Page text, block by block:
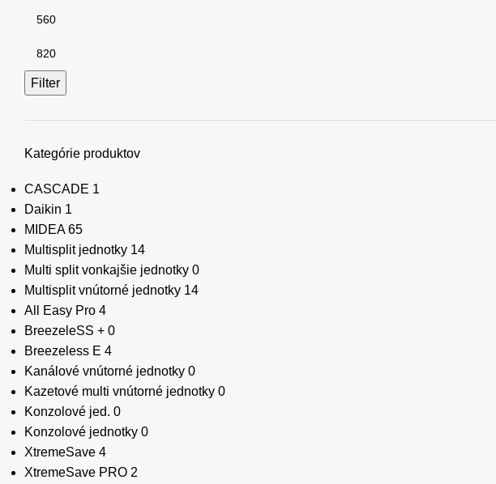
Filter
Kategórie produktov
CASCADE 1
Daikin 1
MIDEA 65
Multisplit jednotky 14
Multi split vonkajšie jednotky 0
Multisplit vnútorné jednotky 14
All Easy Pro 4
BreezeleSS + 0
Breezeless E 4
Kanálové vnútorné jednotky 0
Kazetové multi vnútorné jednotky 0
Konzolové jed. 0
Konzolové jednotky 0
XtremeSave 4
XtremeSave PRO 2